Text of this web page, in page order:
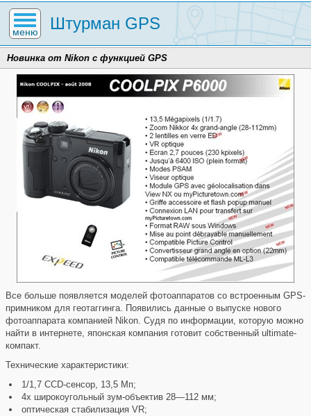
меню Штурман GPS
Новинка от Nikon с функцией GPS
Все больше появляется моделей фотоаппаратов со встроенным GPS-
примником для геотаггинга. Появились данные о выпуске нового
фотоаппарата компанией Nikon. Судя по информации, которую можно
найти в интернете, японская компания готовит собственный ultimate-
компакт.
Технические характеристики:
1/1,7 CCD-сенсор, 13,5 Мп;
4x широкоугольный зум-объектив 28—112 мм;
оптическая стабилизация VR;